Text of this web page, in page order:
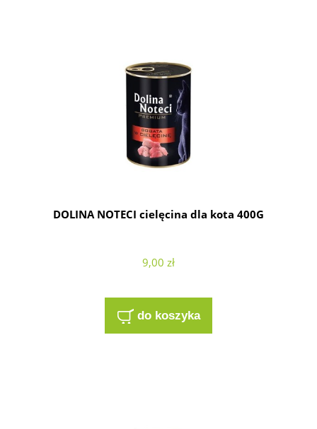
DOLINA NOTECI cielęcina dla kota 400G
9,00 zł
do koszyka